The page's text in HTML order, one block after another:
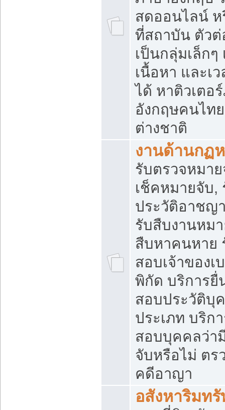
สดออนไลน์ ห
ที่สถาบัน ตัวต่
เป็นกลุ่มเล็กๆ
เนื้อหา และเว
ได้ หาติวเตอ
อังกฤษคนไท
ต่างชาติ
งานด้านกฏ
รับตรวจหมา
เช็คหมายจับ,
ประวัติอาชญ
รับสืบงานหม
สืบหาคนหาย
สอบเจ้าของเ
พิกัด บริการยื่
สอบประวัติบุ
ประเภท บริก
สอบบุคคลว่า
จับหรือไม่ ตร
คดีอาญา
อสังหาริมท